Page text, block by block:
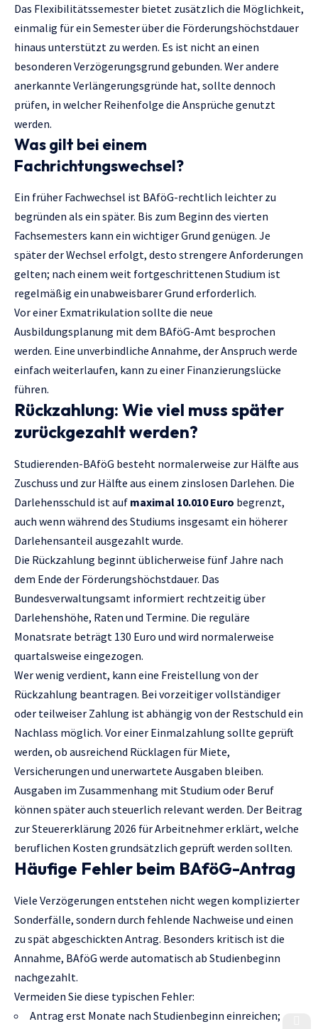
Das Flexibilitätssemester bietet zusätzlich die Möglichkeit,
einmalig für ein Semester über die Förderungshöchstdauer
hinaus unterstützt zu werden. Es ist nicht an einen
besonderen Verzögerungsgrund gebunden. Wer andere
anerkannte Verlängerungsgründe hat, sollte dennoch
prüfen, in welcher Reihenfolge die Ansprüche genutzt
werden.
Was gilt bei einem
Fachrichtungswechsel?
Ein früher Fachwechsel ist BAföG-rechtlich leichter zu
begründen als ein später. Bis zum Beginn des vierten
Fachsemesters kann ein wichtiger Grund genügen. Je
später der Wechsel erfolgt, desto strengere Anforderungen
gelten; nach einem weit fortgeschrittenen Studium ist
regelmäßig ein unabweisbarer Grund erforderlich.
Vor einer Exmatrikulation sollte die neue
Ausbildungsplanung mit dem BAföG-Amt besprochen
werden. Eine unverbindliche Annahme, der Anspruch werde
einfach weiterlaufen, kann zu einer Finanzierungslücke
führen.
Rückzahlung: Wie viel muss später
zurückgezahlt werden?
Studierenden-BAföG besteht normalerweise zur Hälfte aus
Zuschuss und zur Hälfte aus einem zinslosen Darlehen. Die
Darlehensschuld ist auf maximal 10.010 Euro begrenzt,
auch wenn während des Studiums insgesamt ein höherer
Darlehensanteil ausgezahlt wurde.
Die Rückzahlung beginnt üblicherweise fünf Jahre nach
dem Ende der Förderungshöchstdauer. Das
Bundesverwaltungsamt informiert rechtzeitig über
Darlehenshöhe, Raten und Termine. Die reguläre
Monatsrate beträgt 130 Euro und wird normalerweise
quartalsweise eingezogen.
Wer wenig verdient, kann eine Freistellung von der
Rückzahlung beantragen. Bei vorzeitiger vollständiger
oder teilweiser Zahlung ist abhängig von der Restschuld ein
Nachlass möglich. Vor einer Einmalzahlung sollte geprüft
werden, ob ausreichend Rücklagen für Miete,
Versicherungen und unerwartete Ausgaben bleiben.
Ausgaben im Zusammenhang mit Studium oder Beruf
können später auch steuerlich relevant werden. Der Beitrag
zurSteuererklärung 2026 für Arbeitnehmererklärt, welche
beruflichen Kosten grundsätzlich geprüft werden sollten.
Häufige Fehler beim BAföG-Antrag
Viele Verzögerungen entstehen nicht wegen komplizierter
Sonderfälle, sondern durch fehlende Nachweise und einen
zu spät abgeschickten Antrag. Besonders kritisch ist die
Annahme, BAföG werde automatisch ab Studienbeginn
nachgezahlt.
Vermeiden Sie diese typischen Fehler:
Antrag erst Monate nach Studienbeginn einreichen;